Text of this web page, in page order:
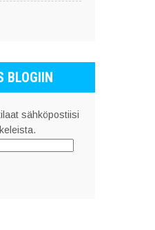
BLOGIIN
sähköpostiisi